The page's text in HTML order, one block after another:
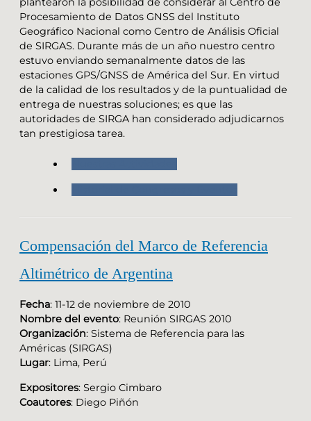
Procesamiento de Datos GNSS del Instituto
Geográfico Nacional como Centro de Análisis Oficial
de SIRGAS. Durante más de un año nuestro centro
estuvo enviando semanalmente datos de las
estaciones GPS/GNSS de América del Sur. En virtud
de la calidad de los resultados y de la puntualidad de
entrega de nuestras soluciones; es que las
autoridades de SIRGA han considerado adjudicarnos
tan prestigiosa tarea.
Compensación del Marco de Referencia
Altimétrico de Argentina
Fecha: 11-12 de noviembre de 2010
Nombre del evento: Reunión SIRGAS 2010
Organización: Sistema de Referencia para las
Américas (SIRGAS)
Lugar: Lima, Perú
Expositores: Sergio Cimbaro
Coautores: Diego Piñón